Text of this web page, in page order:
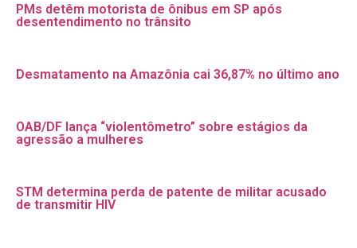
PMs detêm motorista de ônibus em SP após
desentendimento no trânsito
Desmatamento na Amazônia cai 36,87% no último ano
OAB/DF lança “violentômetro” sobre estágios da
agressão a mulheres
STM determina perda de patente de militar acusado
de transmitir HIV